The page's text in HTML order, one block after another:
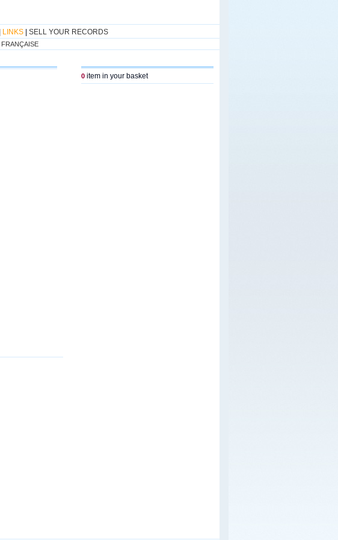
LINKS SELL YOUR RECORDS
0 item in your basket